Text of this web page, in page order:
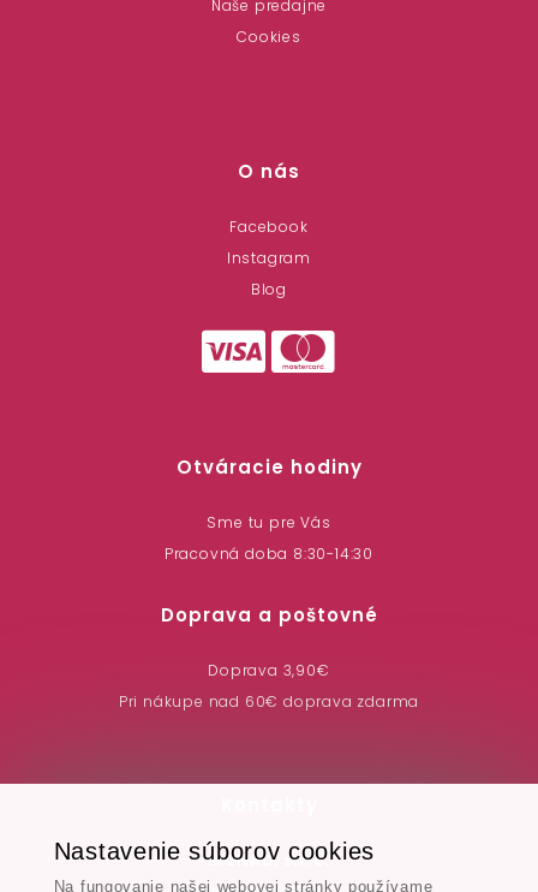
Naše predajne
Cookies
O nás
Facebook
Instagram
Blog
Otváracie hodiny
Sme tu pre Vás
Pracovná doba 8:30-14:30
Doprava a poštovné
Doprava 3,90€
Pri nákupe nad 60€ doprava zdarma
MONAD, s.r.o.
Nastavenie súborov cookies
Na fungovanie našej webovej stránky používame